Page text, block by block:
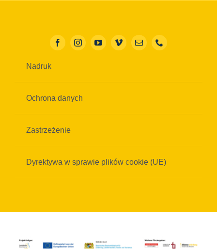
Nadruk
Ochrona danych
Zastrzeżenie
Dyrektywa w sprawie plików cookie (UE)